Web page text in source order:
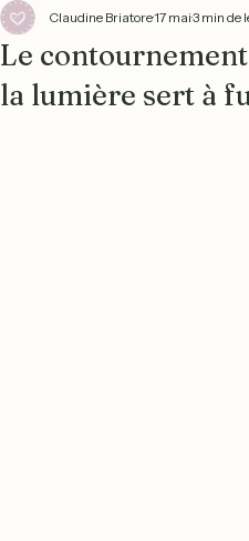
Le
la lumière sert à
Claudine Briatore17 mai3 min de